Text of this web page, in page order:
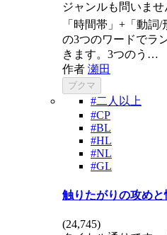
ジャンルも問いま
「時間帯」+「動詞
の3つのワードでラ
きます。3つのう…
作者 瀬田
ブクマ
#二人以上
#CP
#BL
#HL
#NL
#GL
触りたがりの攻め
(24,745)